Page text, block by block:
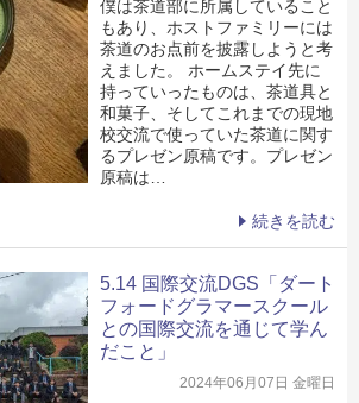
僕は茶道部に所属していること
もあり、ホストファミリーには
茶道のお点前を披露しようと考
えました。 ホームステイ先に
持っていったものは、茶道具と
和菓子、そしてこれまでの現地
校交流で使っていた茶道に関す
るプレゼン原稿です。プレゼン
原稿は…
続きを読む
5.14 国際交流DGS「ダート
フォードグラマースクール
との国際交流を通じて学ん
だこと」
2024年06月07日 金曜日